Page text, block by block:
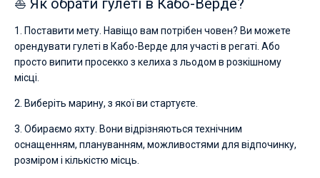
⛵ Як обрати гулеті в Кабо-Верде?
1. Поставити мету. Навіщо вам потрібен човен? Ви можете
орендувати гулеті в Кабо-Верде для участі в регаті. Або
просто випити просекко з келиха з льодом в розкішному
місці.
2. Виберіть марину, з якої ви стартуєте.
3. Обираємо яхту. Вони відрізняються технічним
оснащенням, плануванням, можливостями для відпочинку,
розміром і кількістю місць.